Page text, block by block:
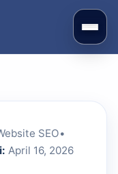
Buka
SEO•
April 16, 2026